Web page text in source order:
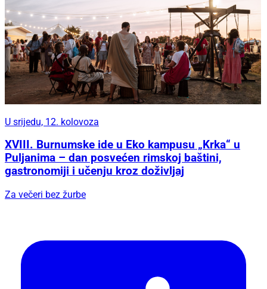
U srijedu, 12. kolovoza
XVIII. Burnumske ide u Eko kampusu „Krka“ u
Puljanima – dan posvećen rimskoj baštini,
gastronomiji i učenju kroz doživljaj
Za večeri bez žurbe